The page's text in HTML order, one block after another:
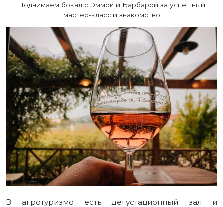
Поднимаем бокал с Эммой и Барбарой за успешный
мастер-класс и знакомство
В агротуризмо есть дегустационный зал и